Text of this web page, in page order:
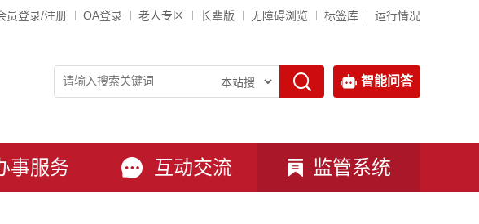
员登录/注册 OA登录 老人专区 长辈版 无障碍浏览 标签库 运行情况
智能问答
事服务 互动交流 监管系统